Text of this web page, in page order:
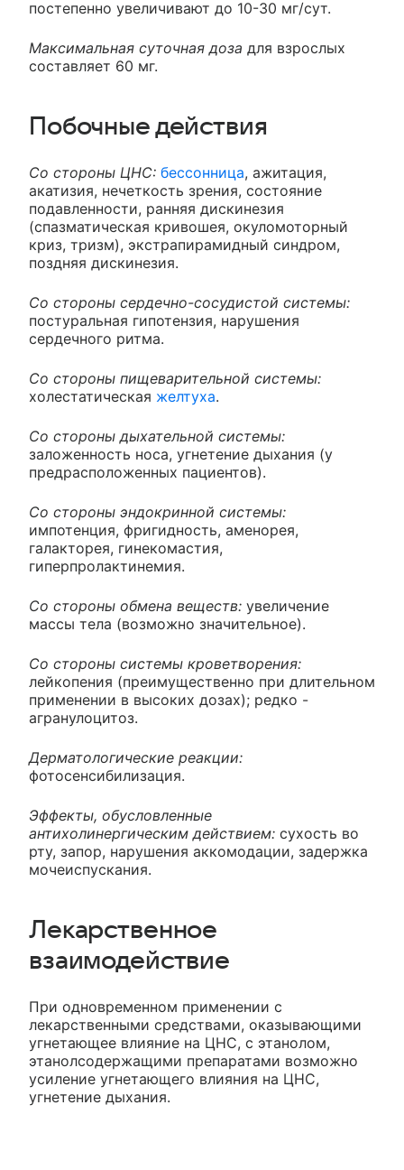
постепенно увеличивают до 10-30 мг/сут.
Максимальная суточная доза для взрослых
составляет 60 мг.
Побочные действия
Со стороны ЦНС: бессонница, ажитация,
акатизия, нечеткость зрения, состояние
подавленности, ранняя дискинезия
(спазматическая кривошея, окуломоторный
криз, тризм), экстрапирамидный синдром,
поздняя дискинезия.
Со стороны сердечно-сосудистой системы:
постуральная гипотензия, нарушения
сердечного ритма.
Со стороны пищеварительной системы:
холестатическая желтуха.
Со стороны дыхательной системы:
заложенность носа, угнетение дыхания (у
предрасположенных пациентов).
Со стороны эндокринной системы:
импотенция, фригидность, аменорея,
галакторея, гинекомастия,
гиперпролактинемия.
Со стороны обмена веществ: увеличение
массы тела (возможно значительное).
Со стороны системы кроветворения:
лейкопения (преимущественно при длительном
применении в высоких дозах); редко -
агранулоцитоз.
Дерматологические реакции:
фотосенсибилизация.
Эффекты, обусловленные
антихолинергическим действием: сухость во
рту, запор, нарушения аккомодации, задержка
мочеиспускания.
Лекарственное
взаимодействие
При одновременном применении с
лекарственными средствами, оказывающими
угнетающее влияние на ЦНС, с этанолом,
этанолсодержащими препаратами возможно
усиление угнетающего влияния на ЦНС,
угнетение дыхания.